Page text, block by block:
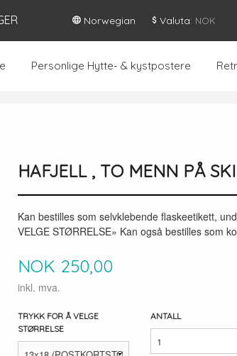
Norwegian Valuta: NOK
Personlige Hytte- & kystpostere
HAFJELL , TO MENN PÅ SKI
Kan bestilles som selvklebende flaskeetikett,
VELGE STØRRELSE» Kan også bestilles som
Pris
NOK 250,00
inkl. mva.
TRYKK FOR Å VELGE
STØRRELSE
ANTALL